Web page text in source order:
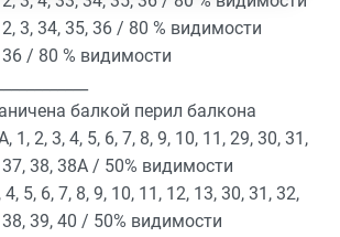
3, 34, 35, 36 / 80 % видимости
36 / 80 % видимости
балкой перил балкона
1, 2, 3, 4, 5, 6, 7, 8, 9, 10, 11, 29, 30, 31,
37, 38, 38А / 50% видимости
5, 6, 7, 8, 9, 10, 11, 12, 13, 30, 31, 32,
38, 39, 40 / 50% видимости